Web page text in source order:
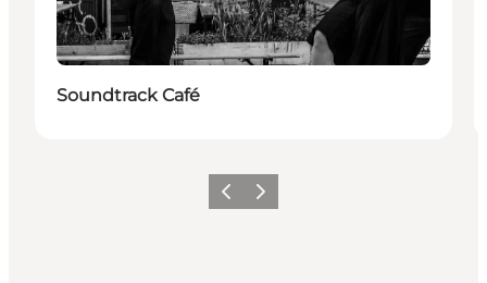
Soundtrack Café
PrécédentSuivant